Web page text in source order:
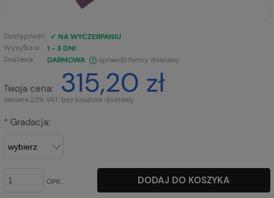
Dostępność: ✓ NA WYCZERPANIU
Wysyłka w:
1 - 3 DNI
Dostawa:
DARMOWA
CENA NIE ZAWIERA EWENTUALNYCH KOSZTÓW PŁATNOŚCI
sprawdź formy dostawy
Twoja cena: 315,20 zł
zawiera 23% VAT, bez kosztów dostawy
* Gradacja:
OPK.
DODAJ DO KOSZYKA